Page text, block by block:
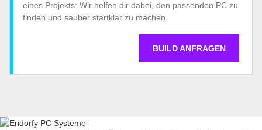
eines Projekts: Wir helfen dir dabei, den passenden PC zu
finden und sauber startklar zu machen.
BUILD ANFRAGEN